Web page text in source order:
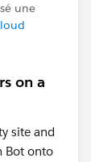
une
on a
site and
Bot onto